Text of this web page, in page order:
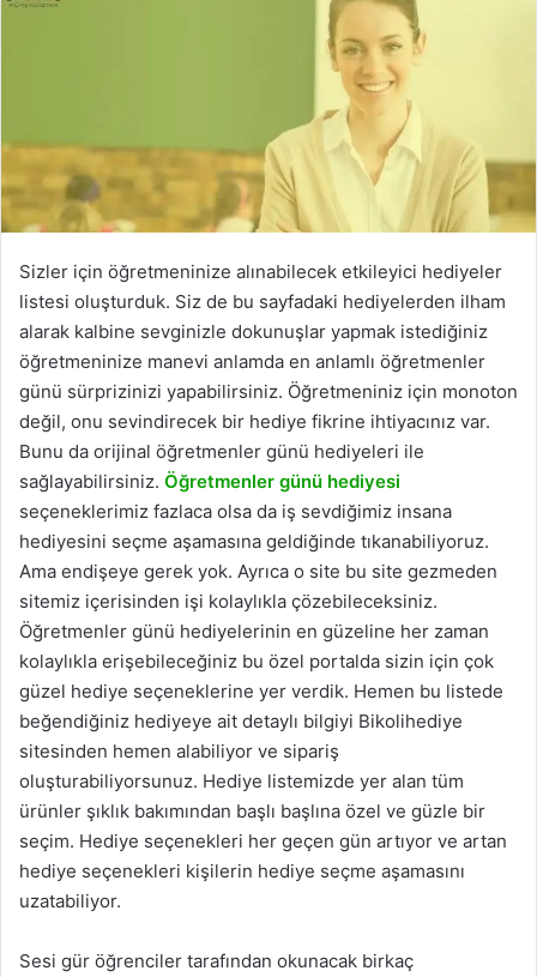
Sizler için öğretmeninize alınabilecek etkileyici hediyeler
listesi oluşturduk. Siz de bu sayfadaki hediyelerden ilham
alarak kalbine sevginizle dokunuşlar yapmak istediğiniz
öğretmeninize manevi anlamda en anlamlı öğretmenler
günü sürprizinizi yapabilirsiniz. Öğretmeniniz için monoton
değil, onu sevindirecek bir hediye fikrine ihtiyacınız var.
Bunu da orijinal öğretmenler günü hediyeleri ile
sağlayabilirsiniz. Öğretmenler günü hediyesi
seçeneklerimiz fazlaca olsa da iş sevdiğimiz insana
hediyesini seçme aşamasına geldiğinde tıkanabiliyoruz.
Ama endişeye gerek yok. Ayrıca o site bu site gezmeden
sitemiz içerisinden işi kolaylıkla çözebileceksiniz.
Öğretmenler günü hediyelerinin en güzeline her zaman
kolaylıkla erişebileceğiniz bu özel portalda sizin için çok
güzel hediye seçeneklerine yer verdik. Hemen bu listede
beğendiğiniz hediyeye ait detaylı bilgiyi Bikolihediye
sitesinden hemen alabiliyor ve sipariş
oluşturabiliyorsunuz. Hediye listemizde yer alan tüm
ürünler şıklık bakımından başlı başlına özel ve güzle bir
seçim. Hediye seçenekleri her geçen gün artıyor ve artan
hediye seçenekleri kişilerin hediye seçme aşamasını
uzatabiliyor.
Sesi gür öğrenciler tarafından okunacak birkaç